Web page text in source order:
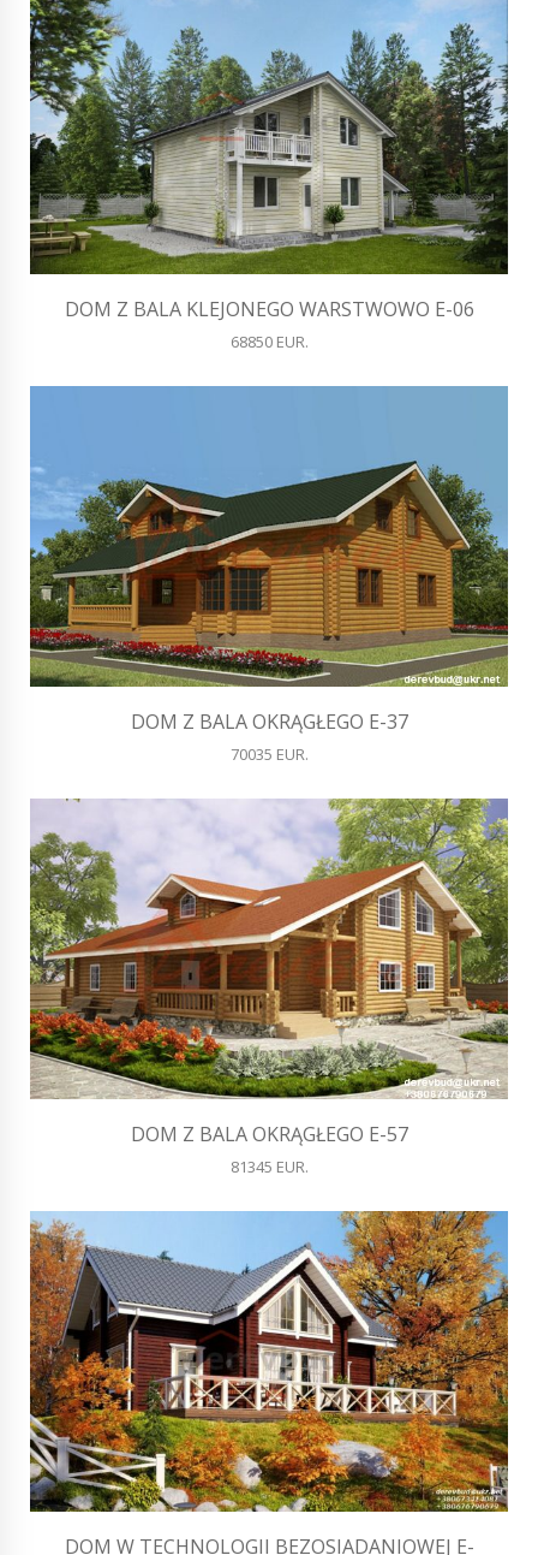
DOM Z BALA KLEJONEGO WARSTWOWO E-06
68850 EUR.
DOM Z BALA OKRĄGŁEGO E-37
70035 EUR.
DOM Z BALA OKRĄGŁEGO E-57
81345 EUR.
DOM W TECHNOLOGII BEZOSIADANIOWEJ E-